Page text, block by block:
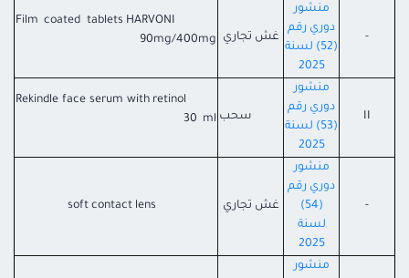
-
منشور
دوري رقم
(52) لسنة
2025
غش تجاري
Film coated tablets HARVONI
90mg/400mg
II
منشور
دوري رقم
(53) لسنة
2025
سحب
Rekindle face serum with retinol
30 ml
-
منشور
دوري رقم
(54)
لسنة
2025
غش تجاري
منشور